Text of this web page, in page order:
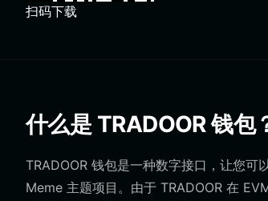
扫码下载
什么是 TRADOOR 钱包
TRADOOR 钱包是一种数字接口，让您可
Meme 主题项目。由于 TRADOOR 在